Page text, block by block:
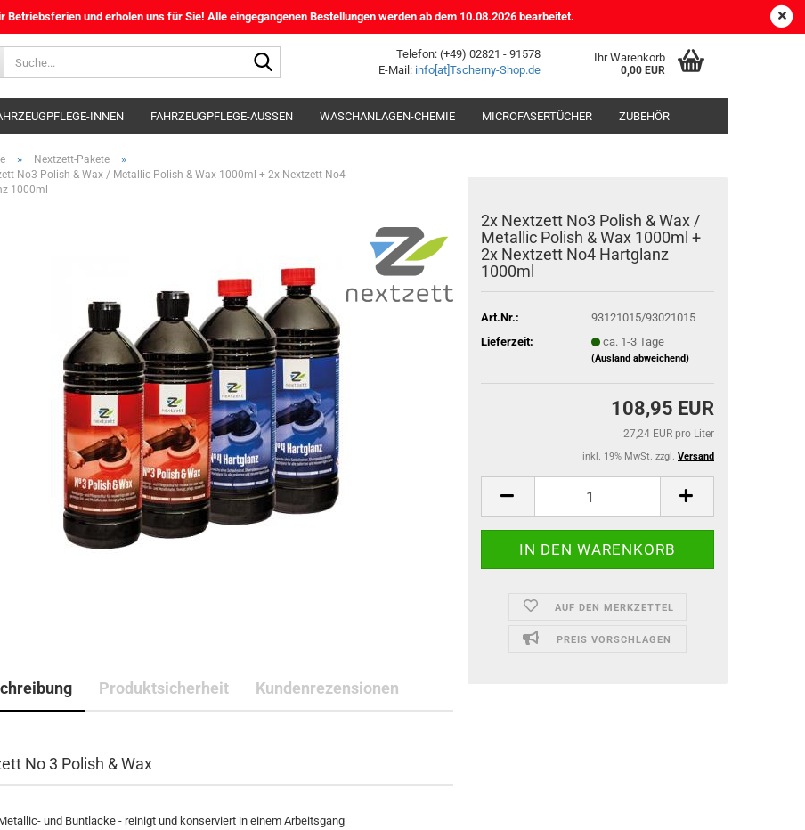
DE Kundenlogin
Telefon: (+49) 02821 - 91578
E-Mail: info[at]Tscherny-Shop.de
Ihr Warenkorb
0,00 EUR
Betriebsferien und erholen uns für Sie! Alle eingegangenen Bestellungen werden ab dem 10.08.2026 bearbeitet.
INNEN FAHRZEUGPFLEGE-AUSSEN WASCHANLAGEN-CHEMIE MICROFASERTÜCHER ZUBEHÖR
SERVICESPRAY
» Nextzett-Pakete »
No3 Polish & Wax / Metallic Polish & Wax 1000ml + 2x Nextzett No4
1000ml
2x Nextzett No3 Polish & Wax /
Metallic Polish & Wax 1000ml +
2x Nextzett No4 Hartglanz
1000ml
Art.Nr.:
93121015/93021015
Lieferzeit:
ca. 1-3 Tage
(Ausland abweichend)
108,95 EUR
27,24 EUR pro Liter
inkl. 19% MwSt. zzgl. Versand
AUF DEN MERKZETTEL
PREIS VORSCHLAGEN
Produktsicherheit Kundenrezensionen
No 3 Polish & Wax
und Buntlacke - reinigt und konserviert in einem Arbeitsgang